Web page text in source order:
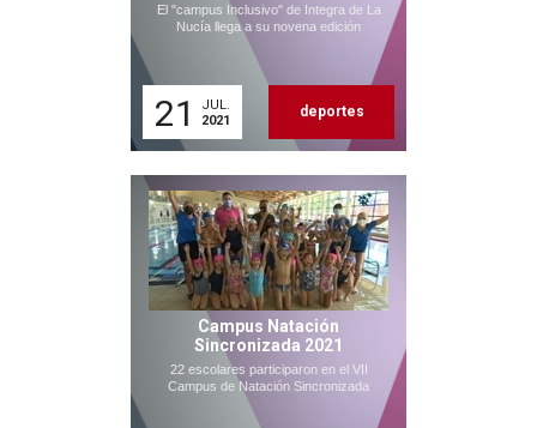
El "campus Inclusivo" de Integra de La
Nucía llega a su novena edición
21
JUL.
2021
deportes
Campus Natación
Sincronizada 2021
22 escolares participaron en el VII
Campus de Natación Sincronizada